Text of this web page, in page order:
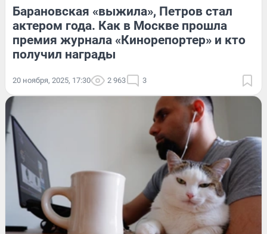
Барановская «выжила», Петров стал
актером года. Как в Москве прошла
премия журнала «Кинорепортер» и кто
получил награды
20 ноября, 2025, 17:30 2 963 3